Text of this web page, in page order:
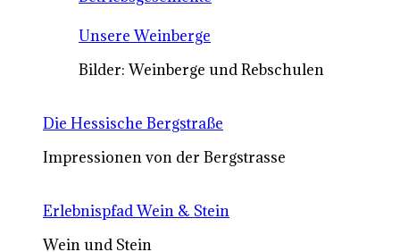
Unsere Weinberge
Bilder: Weinberge und Rebschulen
Die Hessische Bergstraße
Impressionen von der Bergstrasse
Erlebnispfad Wein & Stein
Wein und Stein